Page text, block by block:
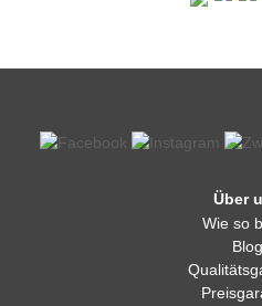
Über
Wie so
Blog